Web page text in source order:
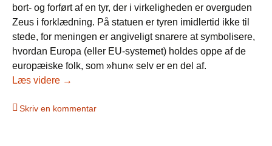
bort- og forført af en tyr, der i virkeligheden er overguden
Zeus i forklædning. På statuen er tyren imidlertid ikke til
stede, for meningen er angiveligt snarere at symbolisere,
hvordan Europa (eller EU-systemet) holdes oppe af de
europæiske folk, som »hun« selv er en del af.
Læs videre EU og Gud (I)
→
Skriv en kommentar